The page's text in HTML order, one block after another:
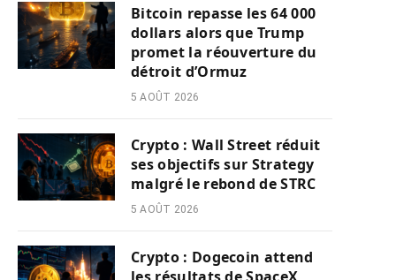
Bitcoin repasse les 64 000
dollars alors que Trump
promet la réouverture du
détroit d’Ormuz
5 AOÛT 2026
Crypto : Wall Street réduit
ses objectifs sur Strategy
malgré le rebond de STRC
5 AOÛT 2026
Crypto : Dogecoin attend